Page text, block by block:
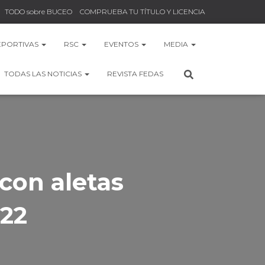
TODO sobre BUCEO COMPRUEBA TU TÍTULO Y LICENCIA
RSC EVENTOS MEDIA
TODAS LAS NOTICIAS REVISTA FEDAS
aletas